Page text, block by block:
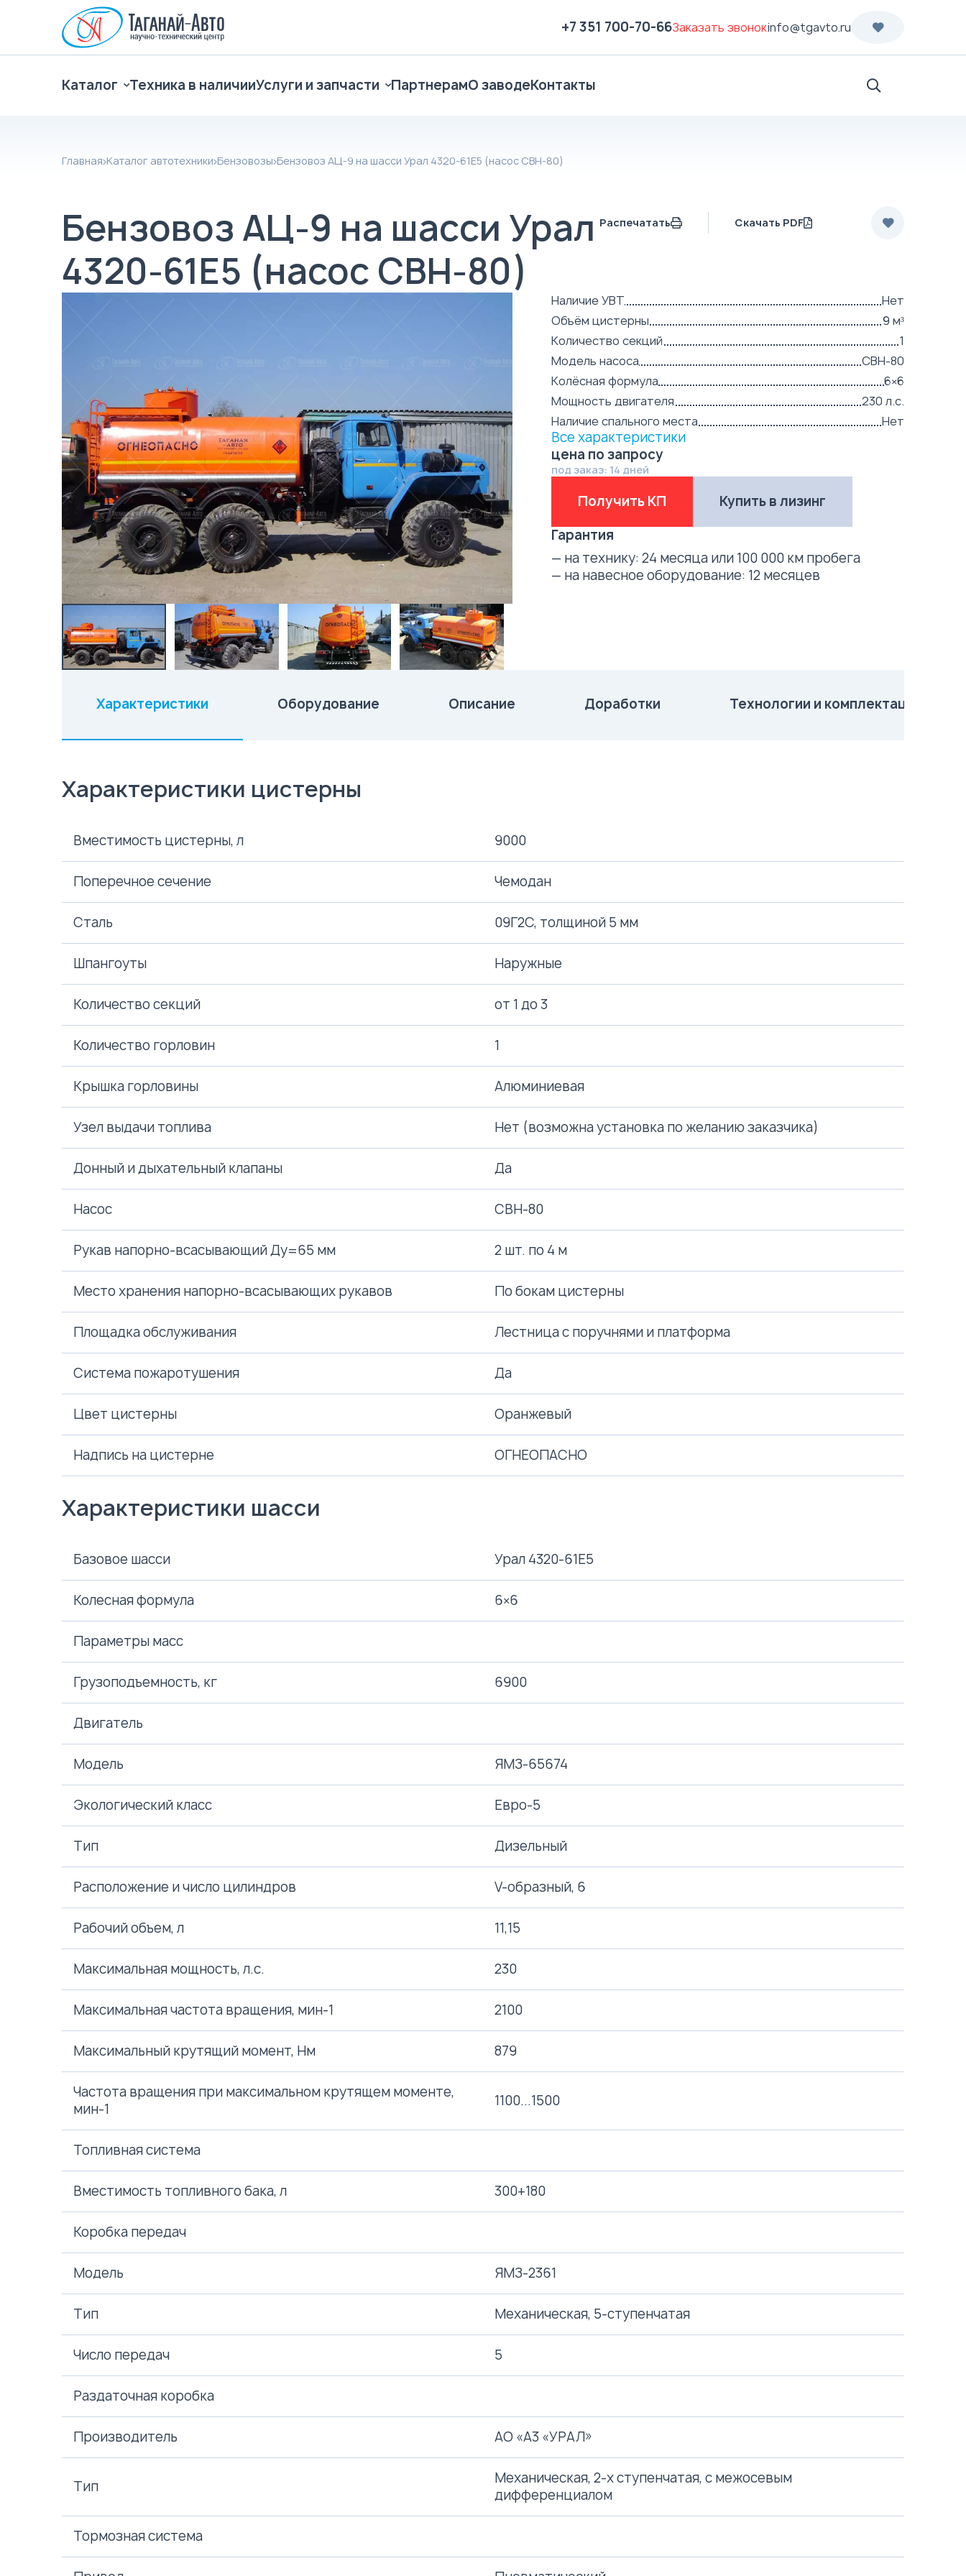
+7 351 700-70-66Заказать звонокinfo@tgavto.ru
Каталог Техника в наличииУслуги и запчасти ПартнерамО заводеКонтакты
Главная Каталог автотехники Бензовозы Бензовоз АЦ-9 на шасси Урал 4320-61Е5 (насос СВН-80)
Бензовоз АЦ-9 на шасси Урал
4320-61Е5 (насос СВН-80)
Распечатать Скачать PDF
Наличие УВТ
Нет
Объём цистерны
9 м³
Количество секций
1
Модель насоса
СВН-80
Колёсная формула
6×6
Мощность двигателя
230 л.с.
Наличие спального места
Нет
Все характеристики
цена по запросу
под заказ: 14 дней
Получить КП
Купить в лизинг
Гарантия
— на технику: 24 месяца или 100 000 км пробега
— на навесное оборудование: 12 месяцев
Характеристики
Оборудование Описание Доработки Технологии и комплектация
Характеристики цистерны
Вместимость цистерны, л 9000
Поперечное сечение Чемодан
Сталь 09Г2С, толщиной 5 мм
Шпангоуты Наружные
Количество секций от 1 до 3
Количество горловин 1
Крышка горловины Алюминиевая
Узел выдачи топлива Нет (возможна установка по желанию заказчика)
Донный и дыхательный клапаны Да
Насос СВН-80
Рукав напорно-всасывающий Ду=65 мм 2 шт. по 4 м
Место хранения напорно-всасывающих рукавов По бокам цистерны
Площадка обслуживания Лестница с поручнями и платформа
Система пожаротушения Да
Цвет цистерны Оранжевый
Надпись на цистерне ОГНЕОПАСНО
Характеристики шасси
Базовое шасси Урал 4320-61Е5
Колесная формула 6×6
Параметры масс
Грузоподъемность, кг 6900
Двигатель
Модель ЯМЗ-65674
Экологический класс Евро-5
Тип Дизельный
Расположение и число цилиндров V-образный, 6
Рабочий объем, л 11,15
Максимальная мощность, л.с. 230
Максимальная частота вращения, мин-1 2100
Максимальный крутящий момент, Нм 879
Частота вращения при максимальном крутящем моменте,
мин-1
1100...1500
Топливная система
Вместимость топливного бака, л 300+180
Коробка передач
Модель ЯМЗ-2361
Тип Механическая, 5-ступенчатая
Число передач 5
Раздаточная коробка
Производитель АО «A3 «УРАЛ»
Тип
Механическая, 2-х ступенчатая, с межосевым
дифференциалом
Тормозная система